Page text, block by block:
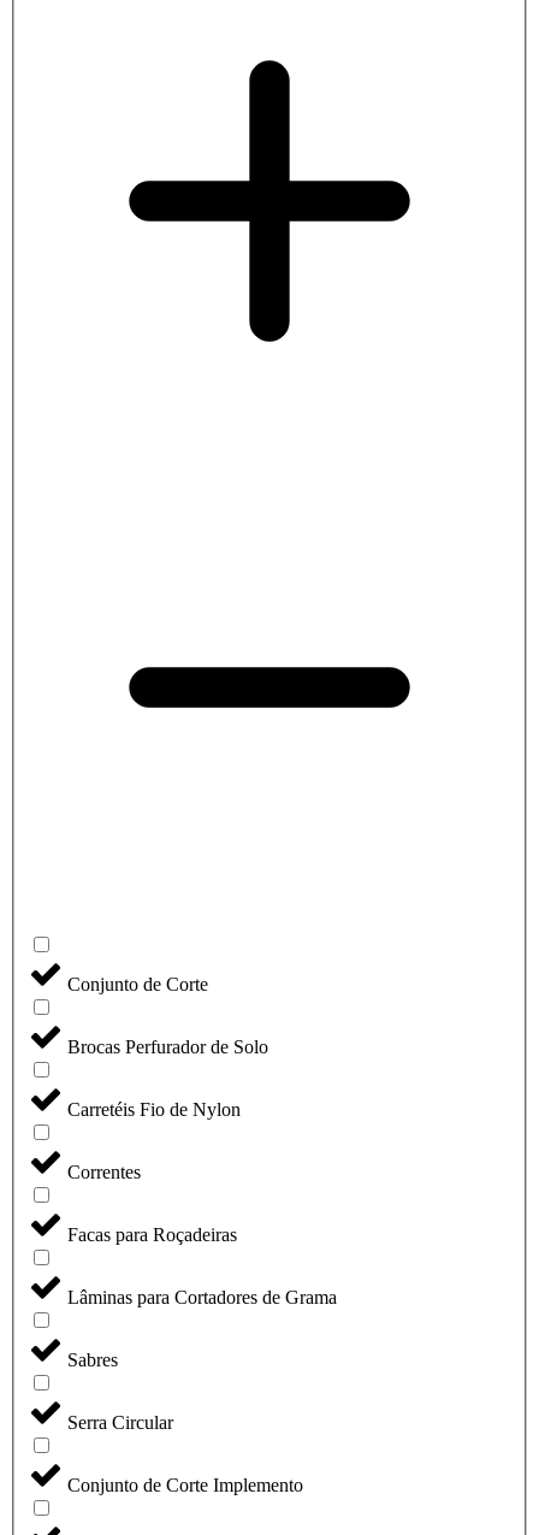
Conjunto de Corte
Brocas Perfurador de Solo
Carretéis Fio de Nylon
Correntes
Facas para Roçadeiras
Lâminas para Cortadores de Grama
Sabres
Serra Circular
Conjunto de Corte Implemento